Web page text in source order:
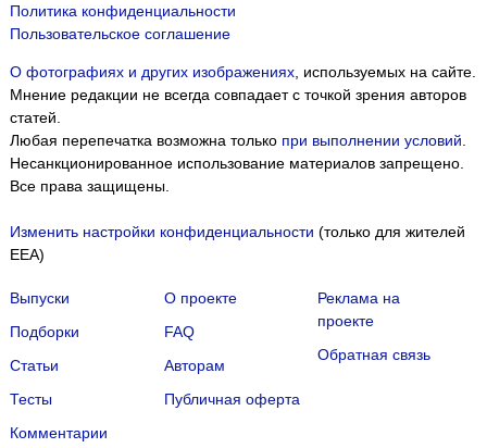
Политика конфиденциальности
Пользовательское соглашение
О фотографиях и других изображениях, используемых на сайте.
Мнение редакции не всегда совпадает с точкой зрения авторов
статей.
Любая перепечатка возможна только при выполнении условий
Несанкционированное использование материалов запрещено.
Все права защищены.
Изменить настройки конфиденциальности (только для жителей
EEA)
Выпуски
Подборки
Статьи
Тесты
Комментарии
О проекте
FAQ
Авторам
Публичная оферта
Реклама на
проекте
Обратная связь